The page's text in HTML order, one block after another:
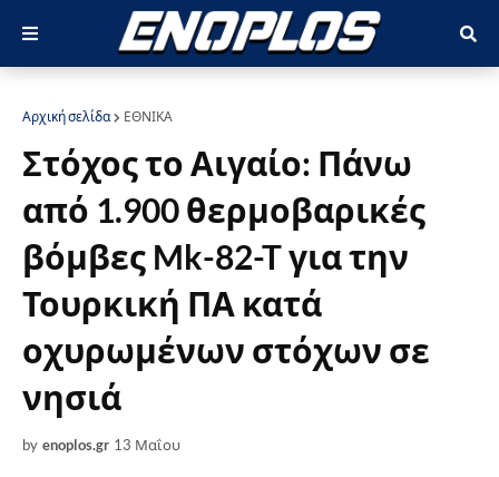
Αρχική σελίδα ΕΘΝΙΚΑ
Στόχος το Αιγαίο: Πάνω
από 1.900 θερμοβαρικές
βόμβες Mk-82-T για την
Τουρκική ΠΑ κατά
οχυρωμένων στόχων σε
νησιά
by enoplos.gr 13 Μαΐου